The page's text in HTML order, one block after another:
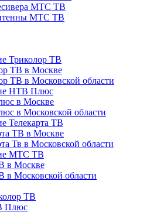
МТС ТВ
МТС ТВ
Триколор ТВ
ТВ в Москве
ТВ в Московской области
НТВ Плюс
в Москве
в Московской области
Телекарта ТВ
ТВ в Москве
Тв в Московской области
МТС ТВ
в Москве
Московской области
ТВ
Плюс